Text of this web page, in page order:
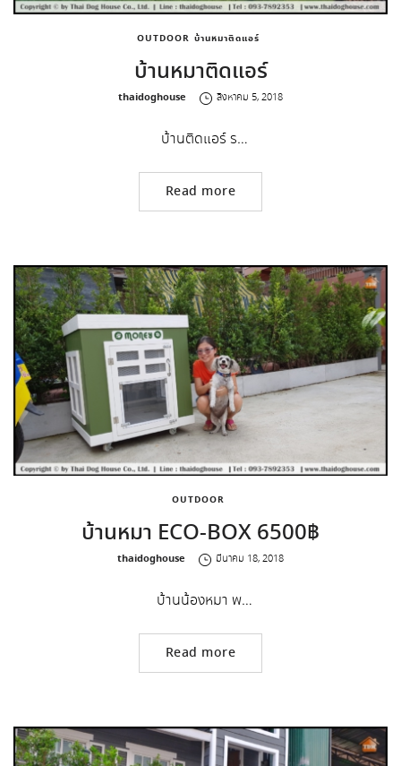
OUTDOOR บ้านหมาติดแอร์
บ้านหมาติดแอร์
by
thaidoghouse สิงหาคม 5, 2018
บ้านติดแอร์ ร…
Read more
OUTDOOR
บ้านหมา ECO-BOX 6500฿
by
thaidoghouse มีนาคม 18, 2018
บ้านน้องหมา พ…
Read more